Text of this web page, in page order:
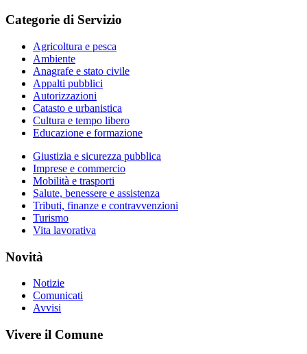
Categorie di Servizio
Agricoltura e pesca
Ambiente
Anagrafe e stato civile
Appalti pubblici
Autorizzazioni
Catasto e urbanistica
Cultura e tempo libero
Educazione e formazione
Giustizia e sicurezza pubblica
Imprese e commercio
Mobilità e trasporti
Salute, benessere e assistenza
Tributi, finanze e contravvenzioni
Turismo
Vita lavorativa
Novità
Notizie
Comunicati
Avvisi
Vivere il Comune